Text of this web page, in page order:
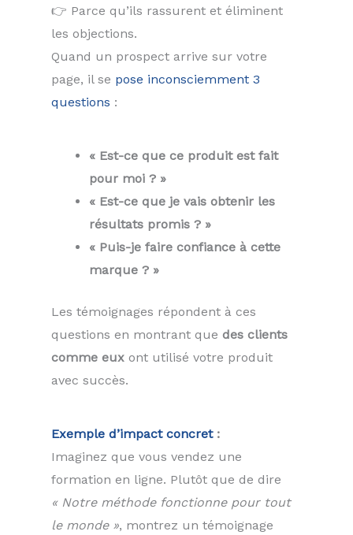
👉 Parce qu’ils rassurent et éliminent
les objections.
Quand un prospect arrive sur votre
page, il se pose inconsciemment 3
questions :
« Est-ce que ce produit est fait
pour moi ? »
« Est-ce que je vais obtenir les
résultats promis ? »
« Puis-je faire confiance à cette
marque ? »
Les témoignages répondent à ces
questions en montrant que des clients
comme eux ont utilisé votre produit
avec succès.
Exemple d’impact concret:
Imaginez que vous vendez une
formation en ligne. Plutôt que de dire
« Notre méthode fonctionne pour tout
le monde », montrez un témoignage